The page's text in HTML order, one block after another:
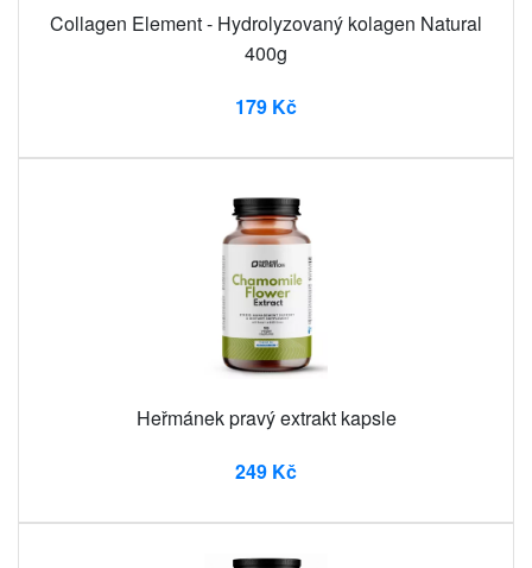
Collagen Element - Hydrolyzovaný kolagen Natural
400g
179 Kč
Heřmánek pravý extrakt kapsle
249 Kč